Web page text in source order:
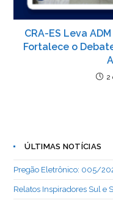
CRA-ES Leva
Fortalece o
2
ÚLTIMAS NOTÍCIAS
Pregão Eletrônico: 005/
Relatos Inspiradores Sul e